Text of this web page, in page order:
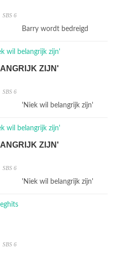
SBS 6
Barry wordt bedreigd
ZIJN'
SBS 6
'Niek wil belangrijk zijn'
ZIJN'
SBS 6
'Niek wil belangrijk zijn'
SBS 6